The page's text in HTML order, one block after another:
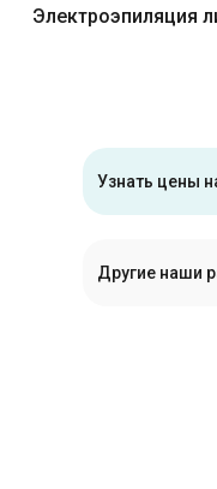
Электроэпиляция
Узнать цены
Другие наши